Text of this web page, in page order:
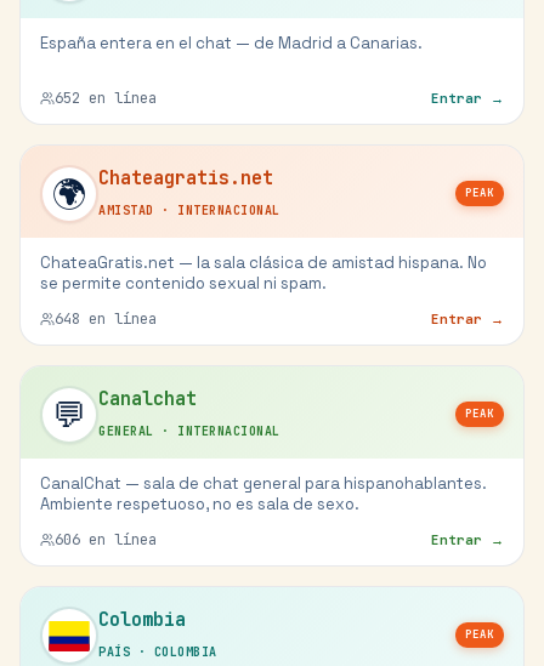
España entera en el chat — de Madrid a Canarias.
652 en línea Entrar →
🌍 Chateagratis.net
AMISTAD · INTERNACIONAL
PEAK
ChateaGratis.net — la sala clásica de amistad hispana. No
se permite contenido sexual ni spam.
648 en línea Entrar →
💬 Canalchat
GENERAL · INTERNACIONAL
PEAK
CanalChat — sala de chat general para hispanohablantes.
Ambiente respetuoso, no es sala de sexo.
606 en línea Entrar →
Colombia
PAÍS · COLOMBIA
PEAK